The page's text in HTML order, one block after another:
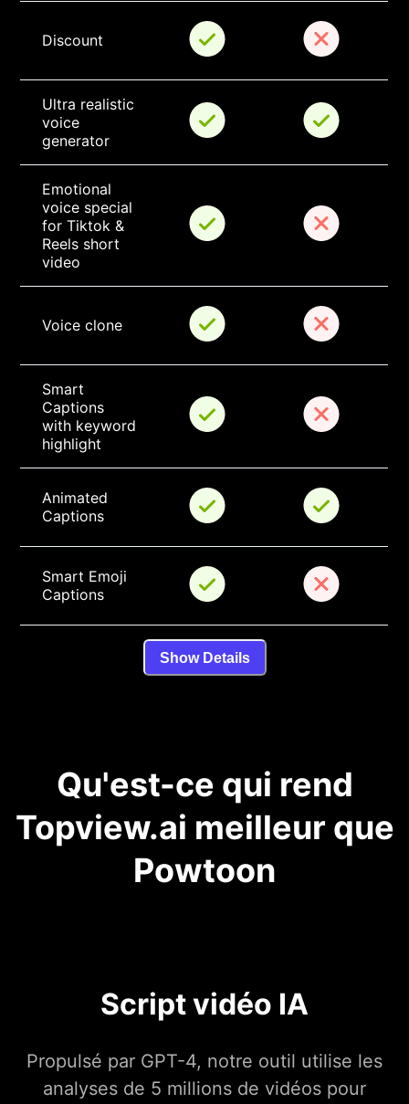
Discount
Ultra realistic
voice
generator
Emotional
voice special
for Tiktok &
Reels short
video
Voice clone
Smart
Captions
with keyword
highlight
Animated
Captions
Smart Emoji
Captions
Show Details
Qu'est-ce qui rend
Topview.ai meilleur que
Powtoon
Script vidéo IA
Propulsé par GPT-4, notre outil utilise les
analyses de 5 millions de vidéos pour